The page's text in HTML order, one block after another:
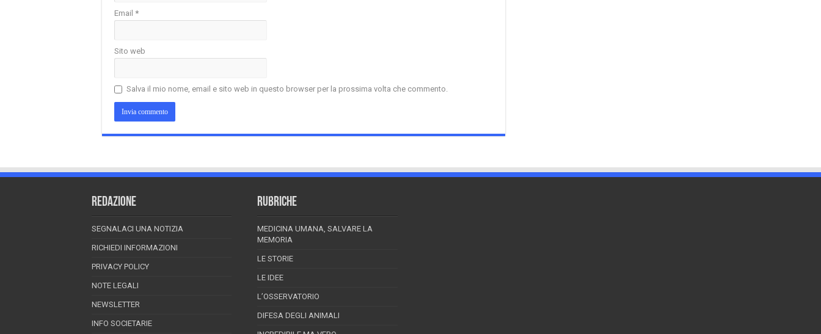
Email *
Sito web
Salva il mio nome, email e sito web in questo browser per la prossima volta che commento.
REDAZIONE
SEGNALACI UNA NOTIZIA
RICHIEDI INFORMAZIONI
PRIVACY POLICY
NOTE LEGALI
NEWSLETTER
INFO SOCIETARIE
RUBRICHE
MEDICINA UMANA, SALVARE LA
MEMORIA
LE STORIE
LE IDEE
L’OSSERVATORIO
DIFESA DEGLI ANIMALI